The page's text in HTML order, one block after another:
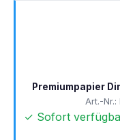
Premiumpapier
Art.-
✓ Sofort